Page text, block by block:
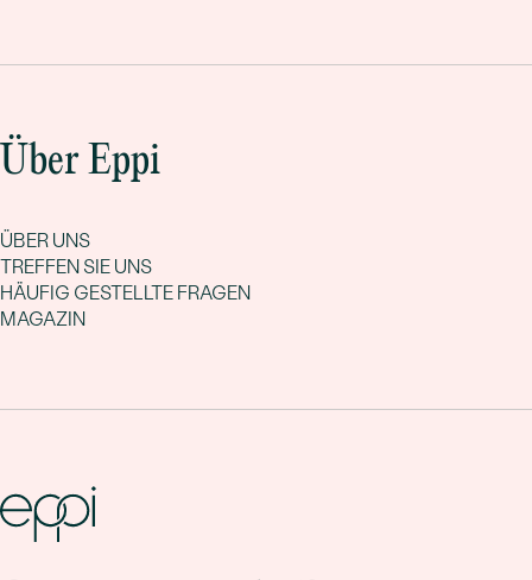
Über Eppi
ÜBER UNS
TREFFEN SIE UNS
HÄUFIG GESTELLTE FRAGEN
MAGAZIN